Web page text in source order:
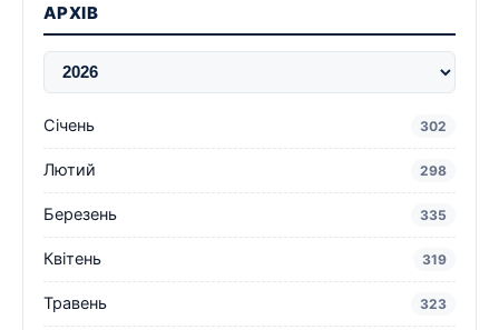
АРХІВ
Січень 302
Лютий 298
Березень 335
Квітень 319
Травень 323